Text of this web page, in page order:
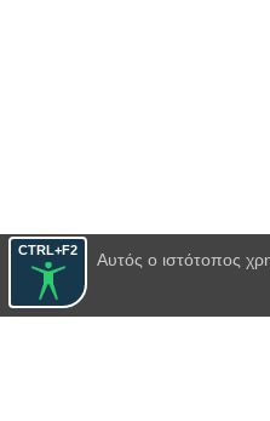
CTRL+F2
Αυτός ο ιστότοπος